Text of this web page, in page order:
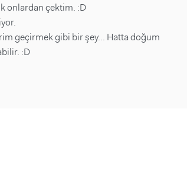
onlardan çektim. :D
geçirmek gibi bir şey... Hatta doğum
:D